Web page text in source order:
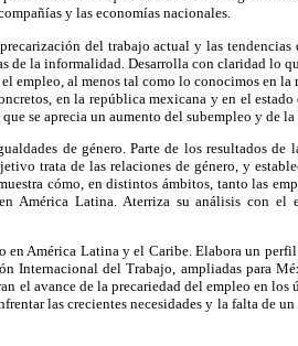
y las economías nacionales.
del trabajo actual y las tendencias
de la informalidad. Desarrolla con claridad lo
empleo, al menos tal como lo conocimos en
en la república mexicana y en el estado
se aprecia un aumento del subempleo y de
de género. Parte de los resultados
trata de las relaciones de género, y
cómo, en distintos ámbitos, tanto las
América Latina. Aterriza su análisis con el
América Latina y el Caribe. Elabora un
Internacional del Trabajo, ampliadas para
el avance de la precariedad del empleo en
las crecientes necesidades y la falta de